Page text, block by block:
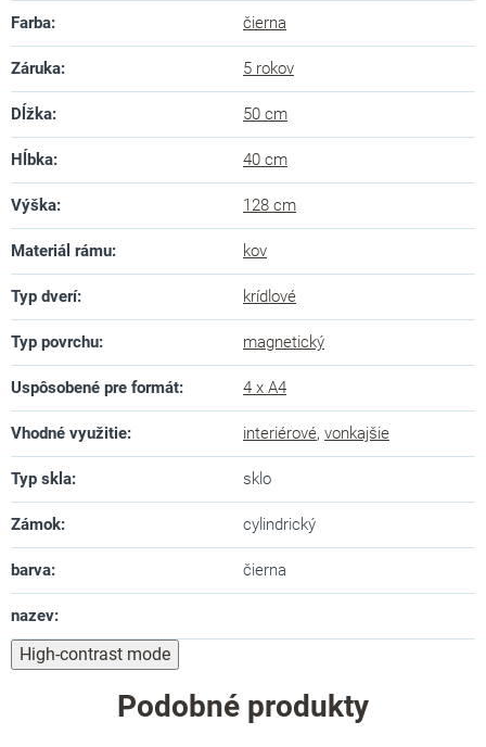
Farba: čierna
Záruka: 5 rokov
Dĺžka: 50 cm
Hĺbka: 40 cm
Výška: 128 cm
Materiál rámu: kov
Typ dverí: krídlové
Typ povrchu: magnetický
Uspôsobené pre formát: 4 x A4
Vhodné využitie: interiérové, vonkajšie
Typ skla: sklo
Zámok: cylindrický
barva: čierna
nazev:
High-contrast mode
Podobné produkty